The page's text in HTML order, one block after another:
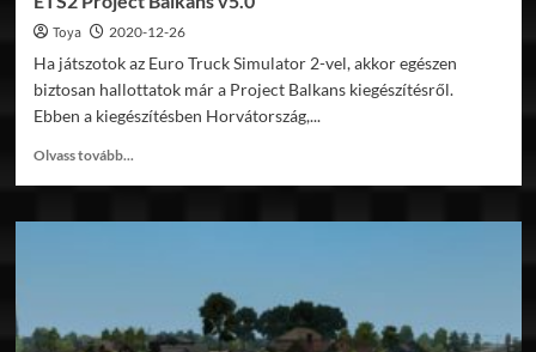
Toya 2020-12-26
Ha játszotok az Euro Truck Simulator 2-vel, akkor egészen
biztosan hallottatok már a Project Balkans kiegészítésről.
Ebben a kiegészítésben Horvátország,...
Olvass tovább...
ETS2